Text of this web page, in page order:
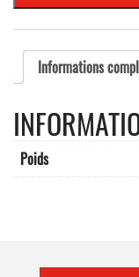
Informations
Poids